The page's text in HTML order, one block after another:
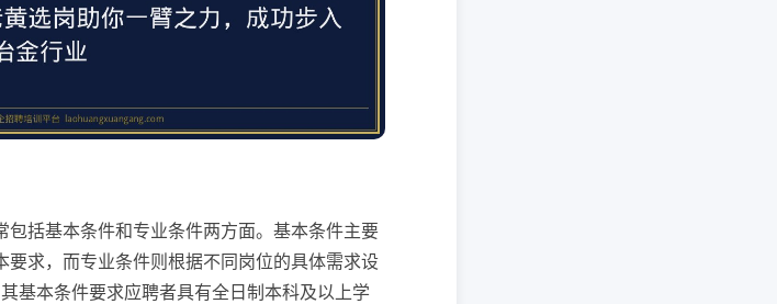
括基本条件和专业条件两方面。基本条件主要
求，而专业条件则根据不同岗位的具体需求设
基本条件要求应聘者具有全日制本科及以上学